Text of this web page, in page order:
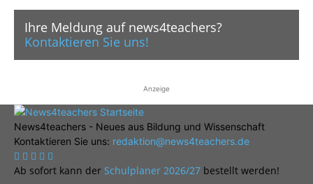
Ihre Meldung auf news4teachers?
Kontaktieren Sie uns!
Anzeige
News4teachers - Neues aus Bildung und Wissenschaft
Kontaktieren Sie uns: redaktion@news4teachers.de
Ab sofort kann der Schulplaner 2026/27 bestellt werden!